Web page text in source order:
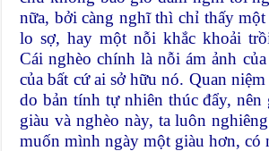
nữa, bởi càng nghĩ thì chỉ thấy
lo sợ, hay một nỗi khắc khoải
Cái nghèo chính là nỗi ám ảnh
của bất cứ ai sở hữu nó. Quan
do bản tính tự nhiên thúc đẩy, nên
giàu và nghèo này, ta luôn
muốn mình ngày một giàu hơn, có